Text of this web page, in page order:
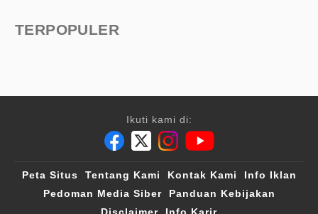
TERPOPULER
Ikuti kami di:
Peta Situs Tentang Kami Kontak Kami
Info Iklan
Pedoman Media Siber
Panduan Kebijakan